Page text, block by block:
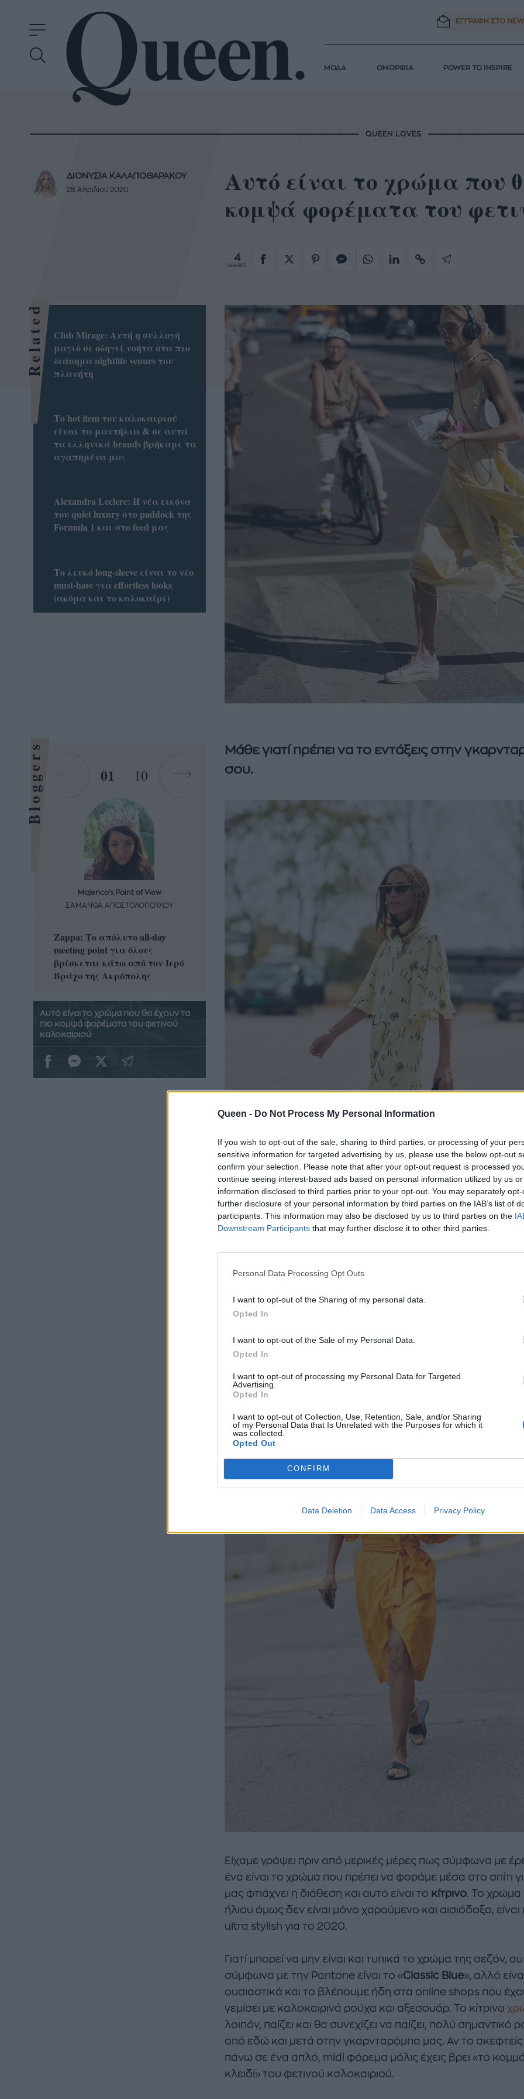
Queen - Do Not Process My Personal Information
If you wish to opt-out of the sale, sharing to third parties, or processing of your
sensitive information for targeted advertising by us, please use the below opt-out
confirm your selection. Please note that after your opt-out request is processed
continue seeing interest-based ads based on personal information utilized by us
information disclosed to third parties prior to your opt-out. You may separately
further disclosure of your personal information by third parties on the IAB’s list of
participants. This information may also be disclosed by us to third parties on the
Downstream Participants that may further disclose it to other third parties.
Personal Data Processing Opt Outs
I want to opt-out of the Sharing of my personal data.
Opted In
I want to opt-out of the Sale of my Personal Data.
Opted In
I want to opt-out of processing my Personal Data for Targeted
Advertising.
Opted In
I want to opt-out of Collection, Use, Retention, Sale, and/or Sharing
of my Personal Data that Is Unrelated with the Purposes for which it
was collected.
Opted Out
CONFIRM
Data Deletion Data Access Privacy Policy
ΕΓΓΡΑΦΗ ΣΤΟ
ΜΟΔΑ ΟΜΟΡΦΙΑ POWER TO INSPIRE
QUEEN LOVES
Αυτό είναι το χρώμα που
κομψά φορέματα του
4
SHARES
ΔΙΟΝΥΣΙΑ ΚΑΛΑΠΟΘΑΡΑΚΟΥ
28 Απριλίου 2020
Μάθε γιατί πρέπει να το εντάξεις στην
σου.
Είχαμε γράψει πριν από μερικές μέρες πως σύμφωνα με
ένα είναι το χρώμα που πρέπει να φοράμε μέσα στο σπίτι
μας φτιάχνει η διάθεση και αυτό είναι το κίτρινο. Το χρώμα
ήλιου όμως δεν είναι μόνο χαρούμενο και αισιόδοξο, είναι
ultra stylish για το 2020.
Γιατί μπορεί να μην είναι και τυπικά το χρώμα της σεζόν,
σύμφωνα με την Pantone είναι το «Classic Blue», αλλά
ουσιαστικά και το βλέπουμε ήδη στα online shops που
γεμίσει με καλοκαιρινά ρούχα και αξεσουάρ. Το κίτρινο
λοιπόν, παίζει και θα συνεχίζει να παίζει, πολύ σημαντικό
από εδώ και μετά στην γκαρνταρόμπα μας. Αν το
πάνω σε ένα απλό, midi φόρεμα μόλις έχεις βρει «το
κλειδί» του φετινού καλοκαιριού.
Related
Club Mirage: Αυτή η συλλογή
μαγιό σε οδηγεί νοήτα στα πιο
διάσημα nightlife venues του
πλανήτη
Το hot item του καλοκαιριού
είναι τα μαντήλια & σε αυτά
τα ελληνικά brands βρήκαμε τα
αγαπημένα μας
Alexandra Leclerc: Η νέα εικόνα
του quiet luxury στο paddock της
Formula 1 και στο feed μας
Το λευκό long-sleeve είναι το νέο
must-have για effortless looks
(ακόμα και το καλοκαίρι)
Bloggers 01 10
Majenco's Point of View
ΣΑΜΑΝΘΑ ΑΠΟΣΤΟΛΟΠΟΥΛΟΥ
Zappa: Το απόλυτο all-day
meeting point για όλους
βρίσκεται κάτω από τον Ιερό
Βράχο της Ακρόπολης
Η απόλυτη καλοκαιρινή
που θα λατρέψετε
Nτίνα Νικολάου: «Όταν
έπαθα την πρώτη κρίση
πανικού νόμιζα πως θα
πεθάνω»
Αυτό είναι το χρώμα που θα έχουν τα
πιο κομψά φορέματα του φετινού
καλοκαιριού